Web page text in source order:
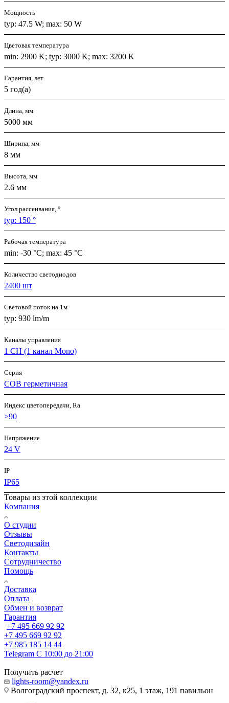
Мощность
typ: 47.5 W; max: 50 W
Цветовая температура
min: 2900 K; typ: 3000 K; max: 3200 K
Гарантия, лет
5 год(а)
Длина, мм
5000 мм
Ширина, мм
8 мм
Высота, мм
2.6 мм
Угол рассеивания, °
typ: 150 °
Рабочая температура
min: -30 °C; max: 45 °C
Количество светодиодов
2400 шт
Световой поток на 1м
typ: 930 lm/m
Каналы управления
1 CH (1 канал Mono)
Серия
COB герметичная
Индекс цветопередачи, Ra
>90
Напряжение
24 V
IP
IP65
Товары из этой коллекции
Компания
О студии
Отзывы
Светодизайн
Контакты
Сотрудничество
Помощь
Доставка
Оплата
Обмен и возврат
Гарантия
+7 495 669 92 92
+7 495 669 92 92
+7 985 185 14 44
Telegram С 10:00 до 21:00
Получить расчет
lights-room@yandex.ru
Волгоградский проспект, д. 32, к25, 1 этаж, 191 павильон